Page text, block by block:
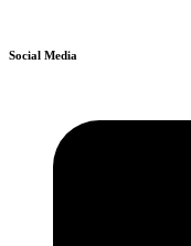
Social Media